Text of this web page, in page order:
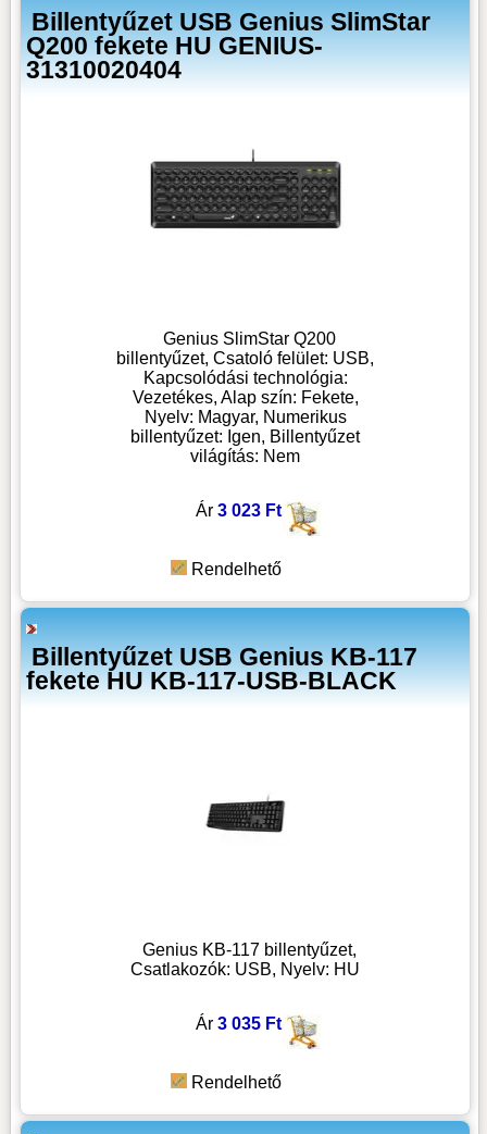
Billentyűzet USB Genius SlimStar
Q200 fekete HU GENIUS-
31310020404
Genius SlimStar Q200
billentyűzet, Csatoló felület: USB,
Kapcsolódási technológia:
Vezetékes, Alap szín: Fekete,
Nyelv: Magyar, Numerikus
billentyűzet: Igen, Billentyűzet
világítás: Nem
Ár 3 023 Ft
Rendelhető
Billentyűzet USB Genius KB-117
fekete HU KB-117-USB-BLACK
Genius KB-117 billentyűzet,
Csatlakozók: USB, Nyelv: HU
Ár 3 035 Ft
Rendelhető